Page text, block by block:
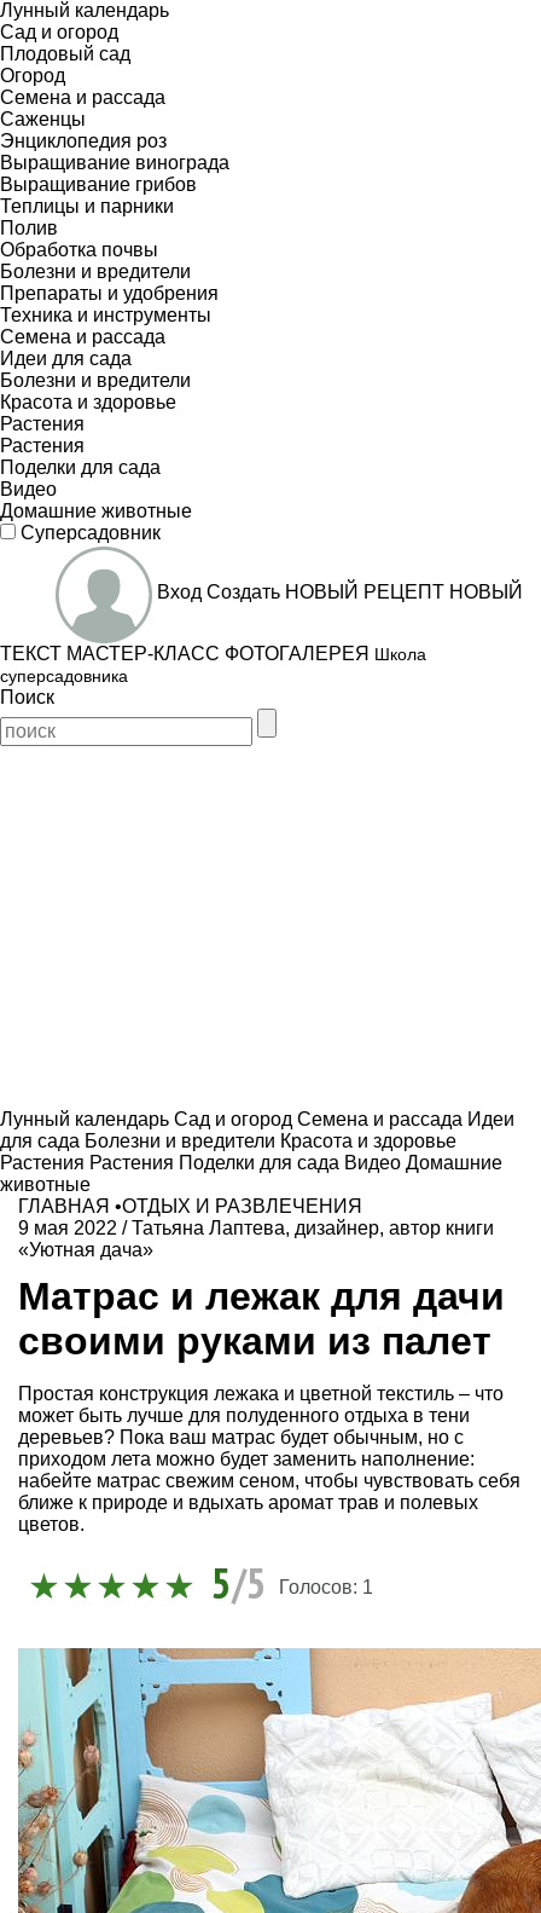
Лунный календарь
Сад и огород
Плодовый сад
Огород
Семена и рассада
Саженцы
Энциклопедия роз
Выращивание винограда
Выращивание грибов
Теплицы и парники
Полив
Обработка почвы
Болезни и вредители
Препараты и удобрения
Техника и инструменты
Семена и рассада
Идеи для сада
Болезни и вредители
Красота и здоровье
Растения
Растения
Поделки для сада
Видео
Домашние животные
Суперсадовник
Вход Создать НОВЫЙ РЕЦЕПТ НОВЫЙ
ТЕКСТ МАСТЕР-КЛАСС ФОТОГАЛЕРЕЯ Школа
суперсадовника
Поиск
Лунный календарь Сад и огород Семена и рассада Идеи
для сада Болезни и вредители Красота и здоровье
Растения Растения Поделки для сада Видео Домашние
животные
ГЛАВНАЯ •ОТДЫХ И РАЗВЛЕЧЕНИЯ
9 мая 2022 /Татьяна Лаптева, дизайнер, автор книги
«Уютная дача»
Матрас и лежак для дачи
своими руками из палет
Простая конструкция лежака и цветной текстиль – что
может быть лучше для полуденного отдыха в тени
деревьев? Пока ваш матрас будет обычным, но с
приходом лета можно будет заменить наполнение:
набейте матрас свежим сеном, чтобы чувствовать себя
ближе к природе и вдыхать аромат трав и полевых
цветов.
5/5 Голосов: 1